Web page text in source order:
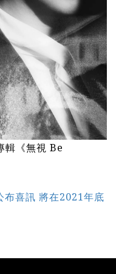
輯《無視 Be
布喜訊 將在2021年底